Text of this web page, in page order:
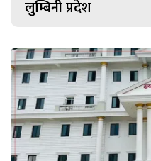
लुम्बिनी प्रदेश